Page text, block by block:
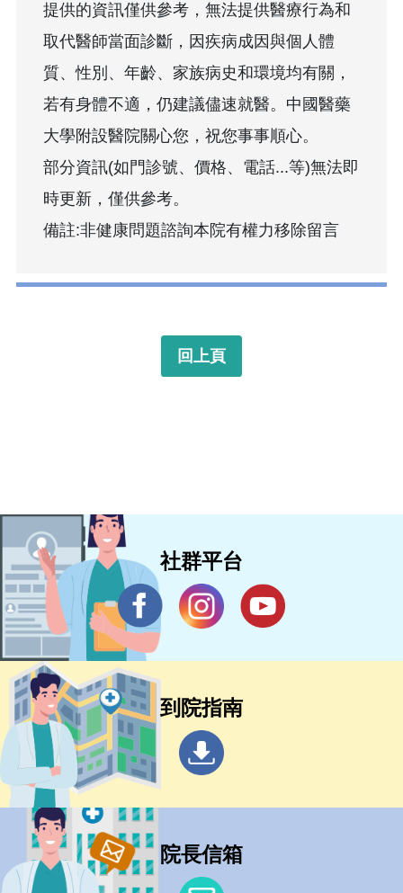
提供的資訊僅供參考，無法提供醫療行為和
取代醫師當面診斷，因疾病成因與個人體
質、性別、年齡、家族病史和環境均有關，
若有身體不適，仍建議儘速就醫。中國醫藥
大學附設醫院關心您，祝您事事順心。
部分資訊(如門診號、價格、電話...等)無法即
時更新，僅供參考。
備註:非健康問題諮詢本院有權力移除留言
回上頁
社群平台
到院指南
院長信箱